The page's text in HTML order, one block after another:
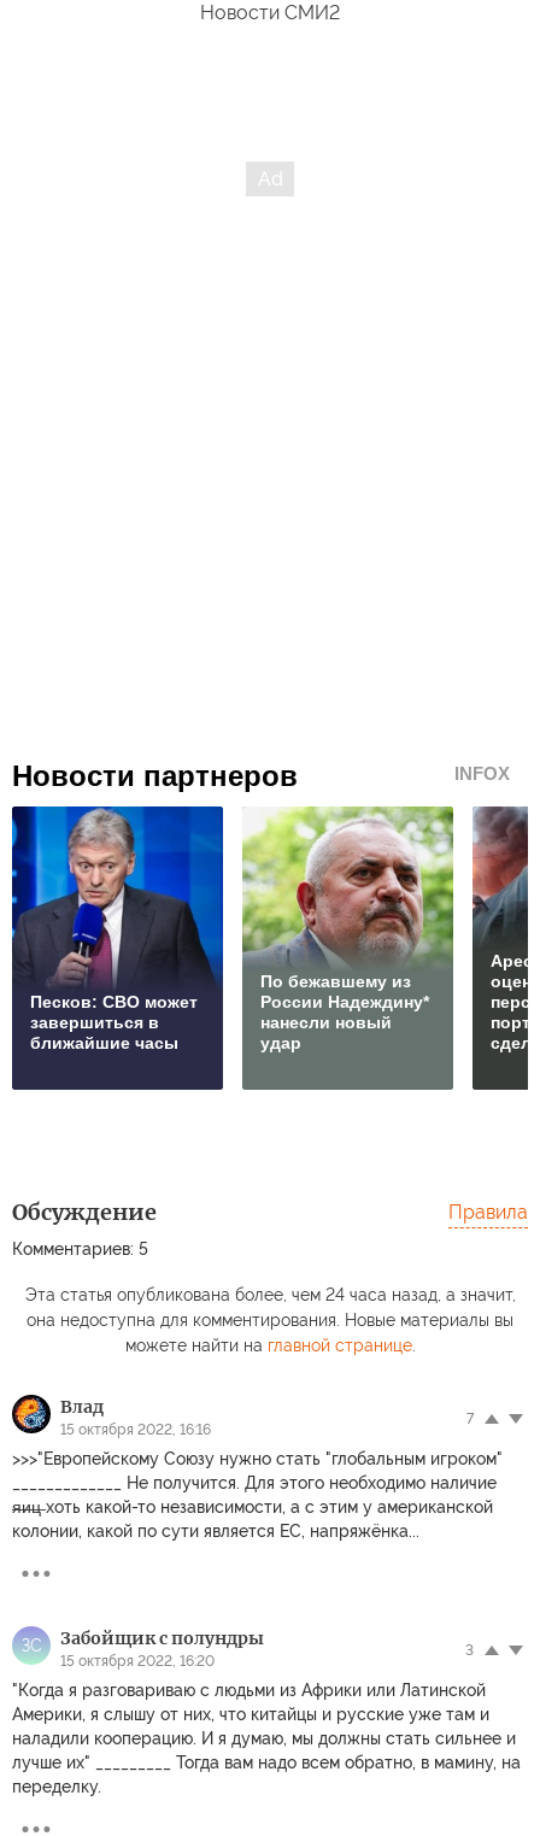
Новости СМИ2
Новости партнеров INFOX
Песков: СВО может
завершиться в
ближайшие часы
По бежавшему из
России Надеждину*
нанесли новый
удар
Обсуждение
Комментариев: 5
Правила
Эта статья опубликована более, чем 24 часа назад, а значит,
она недоступна для комментирования. Новые материалы вы
можете найти на главной странице.
Влад
15 октября 2022, 16:16
7
>>>"Европейскому Союзу нужно стать "глобальным игроком"
_____________ Не получится. Для этого необходимо наличие
̶я̶и̶ц̶ хоть какой-то независимости, а с этим у американской
колонии, какой по сути является ЕС, напряжёнка...
ЗС Забойщик с полундры
15 октября 2022, 16:20
3
"Когда я разговариваю с людьми из Африки или Латинской
Америки, я слышу от них, что китайцы и русские уже там и
наладили кооперацию. И я думаю, мы должны стать сильнее и
лучше их" _________ Тогда вам надо всем обратно, в мамину, на
переделку.